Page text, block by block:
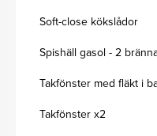
Soft-close kökslådor
Spishäll gasol - 2
Takfönster med fläkt i
Takfönster x2